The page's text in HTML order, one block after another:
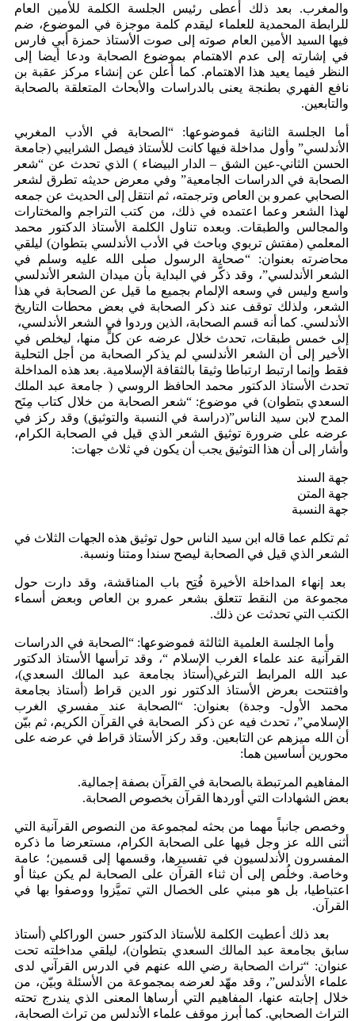
والمغرب. بعد ذلك أعطى رئيس الجلسة الكلمة للأمين العام
للرابطة المحمدية للعلماء ليقدم كلمة موجزة في الموضوع، ضم
فيها السيد الأمين العام صوته إلى صوت الأستاذ حمزة أبي فارس
في إشارته إلى عدم الاهتمام بموضوع الصحابة ودعا أيضا إلى
النظر فيما يعيد هذا الاهتمام. كما أعلن عن إنشاء مركز عقبة بن
نافع الفهري بطنجة يعنى بالدراسات والأبحاث المتعلقة بالصحابة
والتابعين.
أما الجلسة الثانية فموضوعها: “الصحابة في الأدب المغربي
الأندلسي” وأول مداخلة فيها كانت للأستاذ فيصل الشرايبي (جامعة
الحسن الثاني-عين الشق – الدار البيضاء ) الذي تحدث عن “شعر
الصحابة في الدراسات الجامعية” وفي معرض حديثه تطرق لشعر
الصحابي عمرو بن العاص وترجمته، ثم انتقل إلى الحديث عن جمعه
لهذا الشعر وعما اعتمده في ذلك، من كتب التراجم والمختارات
والمجالس والطبقات. وبعده تناول الكلمة الأستاذ الدكتور محمد
المعلمي (مفتش تربوي وباحث في الأدب الأندلسي بتطوان) ليلقي
محاضرته بعنوان: “صحابة الرسول صلى الله عليه وسلم في
الشعر الأندلسي”، وقد ذكَّر في البداية بأن ميدان الشعر الأندلسي
واسع وليس في وسعه الإلمام بجميع ما قيل عن الصحابة في هذا
الشعر، ولذلك توقف عند ذكر الصحابة في بعض محطات التاريخ
الأندلسي. كما أنه قسم الصحابة، الذين وردوا في الشعر الأندلسي،
إلى خمس طبقات، تحدث خلال عرضه عن كلٍّ منها، ليخلص في
الأخير إلى أن الشعر الأندلسي لم يذكر الصحابة من أجل التحلية
فقط وإنما ارتبط ارتباطا وثيقا بالثقافة الإسلامية. بعد هذه المداخلة
تحدث الأستاذ الدكتور محمد الحافظ الروسي ( جامعة عبد الملك
السعدي بتطوان) في موضوع: “شعر الصحابة من خلال كتاب مِنَح
المدح لابن سيد الناس”(دراسة في النسبة والتوثيق) وقد ركز في
عرضه على ضرورة توثيق الشعر الذي قيل في الصحابة الكرام،
وأشار إلى أن هذا التوثيق يجب أن يكون في ثلاث جهات:
جهة السند
جهة المتن
جهة النسبة
ثم تكلم عما قاله ابن سيد الناس حول توثيق هذه الجهات الثلاث في
الشعر الذي قيل في الصحابة ليصح سندا ومتنا ونسبة.
بعد إنهاء المداخلة الأخيرة فُتِح باب المناقشة، وقد دارت حول
مجموعة من النقط تتعلق بشعر عمرو بن العاص وبعض أسماء
الكتب التي تحدثت عن ذلك.
وأما الجلسة العلمية الثالثة فموضوعها: “الصحابة في الدراسات
القرآنية عند علماء الغرب الإسلام “، وقد ترأسها الأستاذ الدكتور
عبد الله المرابط الترغي(أستاذ بجامعة عبد المالك السعدي)،
وافتتحت بعرض الأستاذ الدكتور نور الدين قراط (أستاذ بجامعة
محمد الأول- وجدة) بعنوان: “الصحابة عند مفسري الغرب
الإسلامي”، تحدث فيه عن ذكر الصحابة في القرآن الكريم، ثم بيّن
أن الله ميزهم عن التابعين. وقد ركز الأستاذ قراط في عرضه على
محورين أساسين هما:
المفاهيم المرتبطة بالصحابة في القرآن بصفة إجمالية.
بعض الشهادات التي أوردها القرآن بخصوص الصحابة.
وخصص جانباً مهما من بحثه لمجموعة من النصوص القرآنية التي
أثنى الله عز وجل فيها على الصحابة الكرام، مستعرضا ما ذكره
المفسرون الأندلسيون في تفسيرها، وقسمها إلى قسمين؛ عامة
وخاصة. وخلُص إلى أن ثناء القرآن على الصحابة لم يكن عبثا أو
اعتباطيا، بل هو مبني على الخصال التي تميَّزوا ووصفوا بها في
القرآن.
بعد ذلك أعطيت الكلمة للأستاذ الدكتور حسن الوراكلي (أستاذ
سابق بجامعة عبد المالك السعدي بتطوان)، ليلقي مداخلته تحت
عنوان: “تراث الصحابة رضي الله عنهم في الدرس القرآني لدى
علماء الأندلس”، وقد مهّد لعرضه بمجموعة من الأسئلة وبيّن، من
خلال إجابته عنها، المفاهيم التي أرساها المعنى الذي يندرج تحته
التراث الصحابي. كما أبرز موقف علماء الأندلس من تراث الصحابة،